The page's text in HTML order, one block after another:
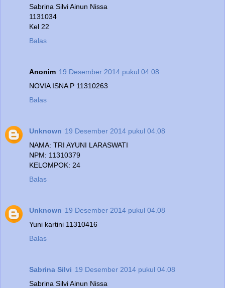
Sabrina Silvi Ainun Nissa
1131034
Kel 22
Balas
Anonim 19 Desember 2014 pukul 04.08
NOVIA ISNA P 11310263
Balas
Unknown 19 Desember 2014 pukul 04.08
NAMA: TRI AYUNI LARASWATI
NPM: 11310379
KELOMPOK: 24
Balas
Unknown 19 Desember 2014 pukul 04.08
Yuni kartini 11310416
Balas
Sabrina Silvi 19 Desember 2014 pukul 04.08
Sabrina Silvi Ainun Nissa